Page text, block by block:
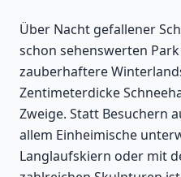
Über Nacht gefallener
schon sehenswerten
zauberhaftere
Zentimeterdicke
Zweige. Statt Besuchern
allem Einheimische
Langlaufskiern oder mit